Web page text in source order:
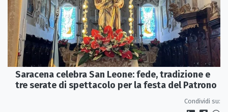
Saracena celebra San Leone: fede, tradizione e
tre serate di spettacolo per la festa del Patrono
Condividi su: